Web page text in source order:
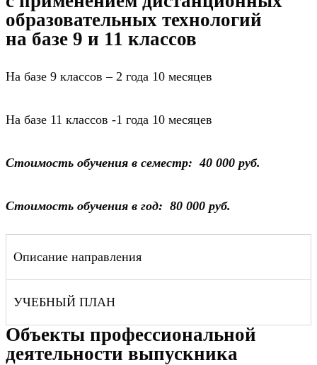
образовательных технологий
на базе 9 и 11 классов
На базе 9 классов – 2 года 10 месяцев
На базе 11 классов -1 года 10 месяцев
Стоимость обучения в семестр: 40 000 руб.
Стоимость обучения в год: 80 000 руб.
Описание направления
УЧЕБНЫЙ ПЛАН
Объекты профессиональной
деятельности выпускника